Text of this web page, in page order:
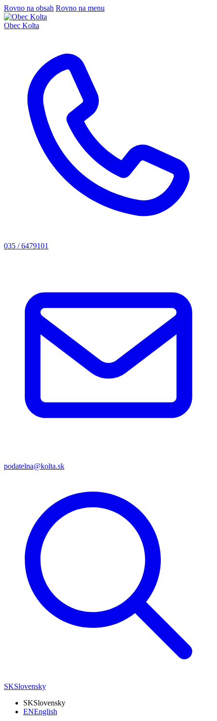
Rovno na obsah Rovno na menu
Obec Kolta
035 / 6479101
podatelna@kolta.sk
SKSlovensky
SKSlovensky
ENEnglish